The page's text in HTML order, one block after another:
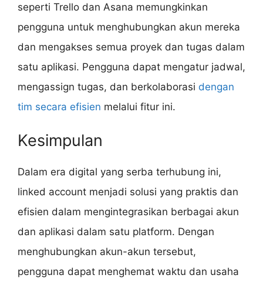
seperti Trello dan Asana memungkinkan
pengguna untuk menghubungkan akun mereka
dan mengakses semua proyek dan tugas dalam
satu aplikasi. Pengguna dapat mengatur jadwal,
mengassign tugas, dan berkolaborasi dengan
tim secara efisien melalui fitur ini.
Kesimpulan
Dalam era digital yang serba terhubung ini,
linked account menjadi solusi yang praktis dan
efisien dalam mengintegrasikan berbagai akun
dan aplikasi dalam satu platform. Dengan
menghubungkan akun-akun tersebut,
pengguna dapat menghemat waktu dan usaha